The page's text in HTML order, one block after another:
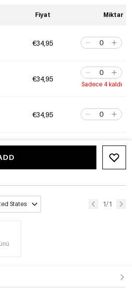
Fiyat Miktar
€34,95
€34,95
Sadece 4 kaldı
€34,95
States 1/1